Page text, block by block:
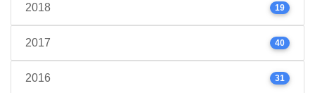
2018 19
2017 40
2016 31